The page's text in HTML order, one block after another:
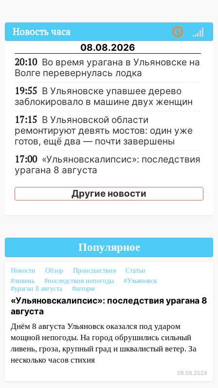
Новость часа
08.08.2026
20:10 Во время урагана в Ульяновске на
Волге перевернулась лодка
19:55 В Ульяновске упавшее дерево
заблокировало в машине двух женщин
17:15 В Ульяновской области
ремонтируют девять мостов: один уже
готов, ещё два — почти завершены
17:00 «Ульяновскалипсис»: последствия
урагана 8 августа
16:38 Прогноз погоды в Ульяновской
области на 9 августа
время»
16:17 Мелекесский район первым в
Ульяновской области намолотил более
100 тысяч тонн зерна
15:17 В колледжи и техникумы
Ульяновской области подали более 10
тысяч заявлений
15:04 Фоторепортаж с улиц Ульяновска
после шторма: поваленные деревья и
затопленные улицы
Ураган вырвал остановку на улице
Другие новости
Популярное
Новости Обзор Происшествия
Статьи
#ливень
#последствия непогоды
#Ульяновск
#ураган 8 августа
#шторм
«Ульяновскалипсис»: последствия урагана 8
августа
Днём 8 августа Ульяновск оказался под ударом
мощной непогоды. На город обрушились сильный
ливень, гроза, крупный град и шквалистый ветер. За
несколько часов стихия
08.08.2026